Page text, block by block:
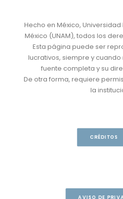
Hecho en México,
México (UNAM), todos los
Esta página puede ser
lucrativos, siempre y cuando
fuente completa y su
De otra forma, requiere
la
CRÉDITOS
AVISO DE